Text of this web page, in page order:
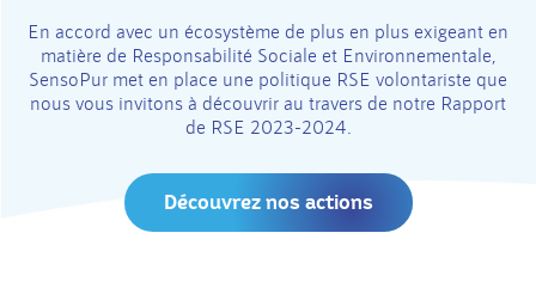
En accord avec un écosystème de plus en plus exigeant en
matière de Responsabilité Sociale et Environnementale,
SensoPur met en place une politique RSE volontariste que
nous vous invitons à découvrir au travers de notre Rapport
de RSE 2023-2024.
Découvrez nos actions